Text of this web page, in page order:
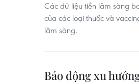
Các dữ liệu tiền lâm sàng
của các loại thuốc và
lâm sàng.
Báo động xu